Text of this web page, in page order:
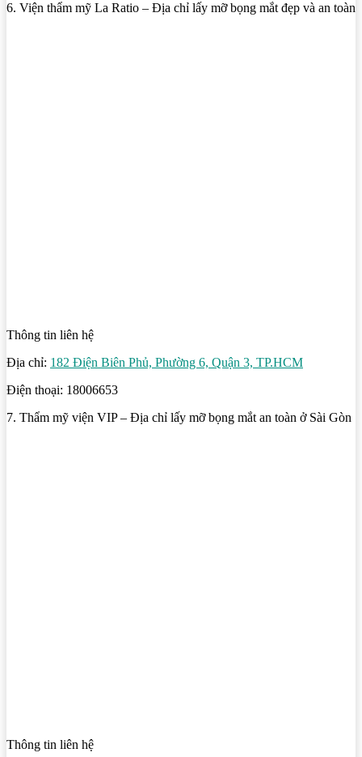
6. Viện thẩm mỹ La Ratio – Địa chỉ lấy mỡ bọng mắt đẹp và an toàn
Thông tin liên hệ
Địa chỉ: 182 Điện Biên Phủ, Phường 6, Quận 3, TP.HCM
Điện thoại: 18006653
7. Thẩm mỹ viện VIP – Địa chỉ lấy mỡ bọng mắt an toàn ở Sài Gòn
Thông tin liên hệ